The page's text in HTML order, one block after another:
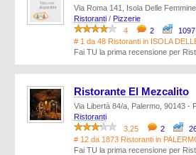
Via Roma 141, Isola Delle
Ristoranti / Pizzerie
4
2
1097
# 1 da 48 Ristoranti in ISOLA
Fai TU la prima recensione per
Ristorante El Mezcalito
Via Libertà 84/a, Palermo, 90143 -
Ristoranti
3.25
2
# 12 da 1873 Ristoranti in
Fai TU la prima recensione per